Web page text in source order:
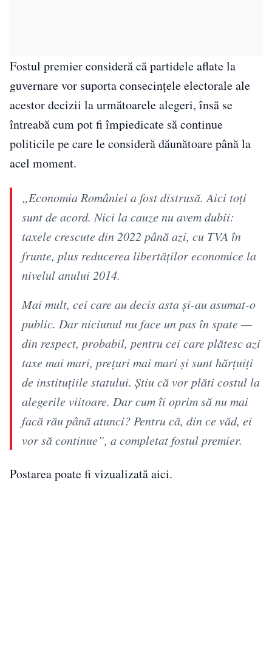
Fostul premier consideră că partidele aflate la
guvernare vor suporta consecințele electorale ale
acestor decizii la următoarele alegeri, însă se
întreabă cum pot fi împiedicate să continue
politicile pe care le consideră dăunătoare până la
acel moment.
„Economia României a fost distrusă. Aici toți
sunt de acord. Nici la cauze nu avem dubii:
taxele crescute din 2022 până azi, cu TVA în
frunte, plus reducerea libertăților economice la
nivelul anului 2014.
Mai mult, cei care au decis asta și-au asumat-o
public. Dar niciunul nu face un pas în spate —
din respect, probabil, pentru cei care plătesc azi
taxe mai mari, prețuri mai mari și sunt hărțuiți
de instituțiile statului. Știu că vor plăti costul la
alegerile viitoare. Dar cum îi oprim să nu mai
facă rău până atunci? Pentru că, din ce văd, ei
vor să continue”, a completat fostul premier.
Postarea poate fi vizualizată aici.